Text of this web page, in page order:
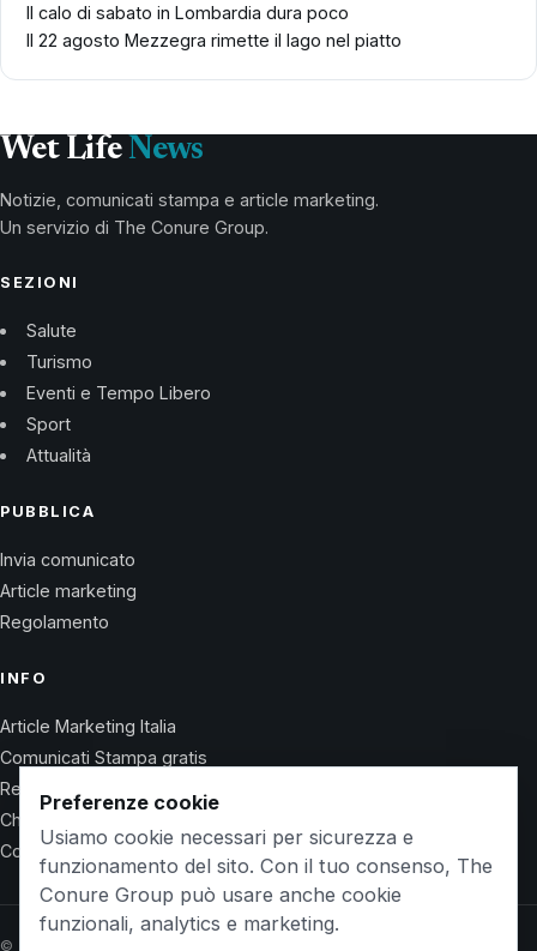
Il calo di sabato in Lombardia dura poco
Il 22 agosto Mezzegra rimette il lago nel piatto
Wet Life News
Notizie, comunicati stampa e article marketing.
Un servizio di The Conure Group.
SEZIONI
Salute
Turismo
Eventi e Tempo Libero
Sport
Attualità
PUBBLICA
Invia comunicato
Article marketing
Regolamento
INFO
Article Marketing Italia
Comunicati Stampa gratis
Regolamento
Chi Siamo
Contatti
© 2026 Wet Life News · The Conure Group
Preferenze cookie
Usiamo cookie necessari per sicurezza e
funzionamento del sito. Con il tuo consenso, The
Conure Group può usare anche cookie
funzionali, analytics e marketing.